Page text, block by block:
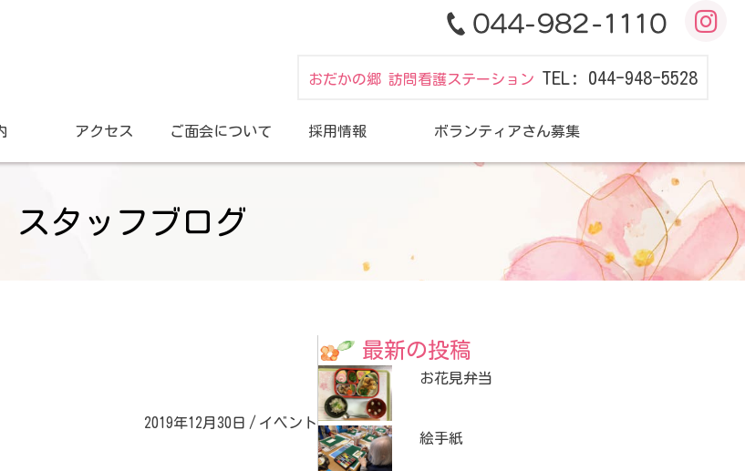
おだかの郷 訪問看護ステーション TEL: 044-948-5528
アクセス ご面会について 採用情報 ボランティアさん募集
スタッフブログ
2019年12月30日 / イベント
最新の投稿
お花見弁当
絵手紙